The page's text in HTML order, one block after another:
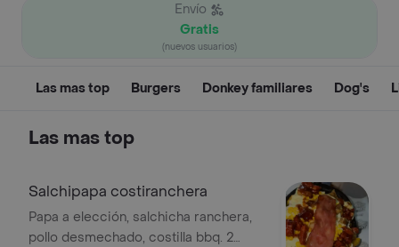
Envío
Gratis
(nuevos usuarios)
Las mas top Burgers Donkey familiares Dog's
Las mas top
Salchipapa costiranchera
Papa a elección, salchicha ranchera,
pollo desmechado, costilla bbq. 2